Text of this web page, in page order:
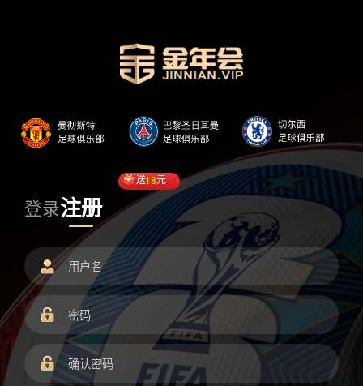
登录注册
送18元